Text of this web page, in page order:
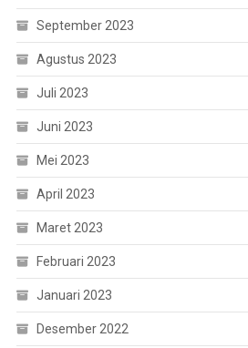
September 2023
Agustus 2023
Juli 2023
Juni 2023
Mei 2023
April 2023
Maret 2023
Februari 2023
Januari 2023
Desember 2022